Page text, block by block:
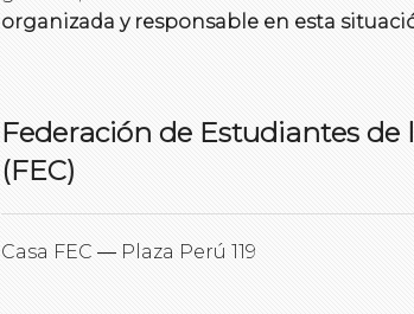
organizada y responsable en esta
Federación de Estudiantes
(FEC)
Casa FEC ― Plaza Perú 119